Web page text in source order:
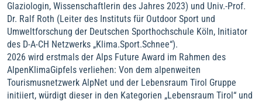
Glaziologin, Wissenschaftlerin des Jahres 2023) und Univ.-Prof.
Dr. Ralf Roth (Leiter des Instituts für Outdoor Sport und
Umweltforschung der Deutschen Sporthochschule Köln, Initiator
des D-A-CH Netzwerks „Klima.Sport.Schnee“).
2026 wird erstmals der Alps Future Award im Rahmen des
AlpenKlimaGipfels verliehen: Von dem alpenweiten
Tourismusnetzwerk AlpNet und der Lebensraum Tirol Gruppe
initiiert, würdigt dieser in den Kategorien „Lebensraum Tirol“ und